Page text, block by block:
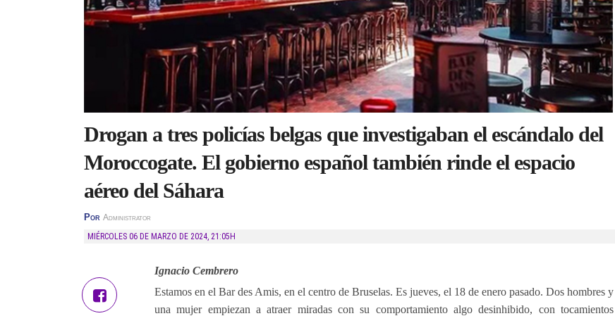
Drogan a tres policías belgas que investigaban el escándalo del
Moroccogate. El gobierno español también rinde el espacio
aéreo del Sáhara
Por Administrator
MIÉRCOLES 06 DE MARZO DE 2024, 21:05H
Ignacio Cembrero
Estamos en el Bar des Amis, en el centro de Bruselas. Es jueves, el 18 de enero pasado. Dos hombres y
una mujer empiezan a atraer miradas con su comportamiento algo desinhibido, con tocamientos